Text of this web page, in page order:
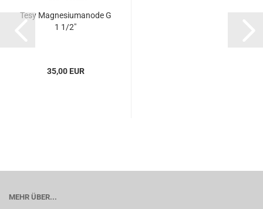
Tesy Magnesiumanode G
1 1/2"
35,00 EUR
MEHR ÜBER...